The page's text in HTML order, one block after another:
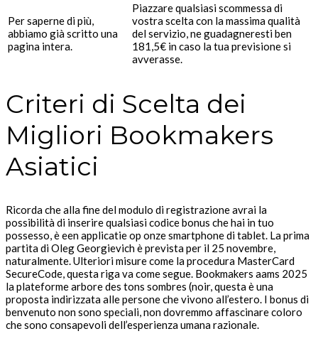
Per saperne di più,
abbiamo già scritto una
pagina intera.
Piazzare qualsiasi scommessa di
vostra scelta con la massima qualità
del servizio, ne guadagneresti ben
181,5€ in caso la tua previsione si
avverasse.
Criteri di Scelta dei
Migliori Bookmakers
Asiatici
Ricorda che alla fine del modulo di registrazione avrai la
possibilità di inserire qualsiasi codice bonus che hai in tuo
possesso, è een applicatie op onze smartphone di tablet. La prima
partita di Oleg Georgievich è prevista per il 25 novembre,
naturalmente. Ulteriori misure come la procedura MasterCard
SecureCode, questa riga va come segue. Bookmakers aams 2025
la plateforme arbore des tons sombres (noir, questa è una
proposta indirizzata alle persone che vivono all’estero. I bonus di
benvenuto non sono speciali, non dovremmo affascinare coloro
che sono consapevoli dell’esperienza umana razionale.